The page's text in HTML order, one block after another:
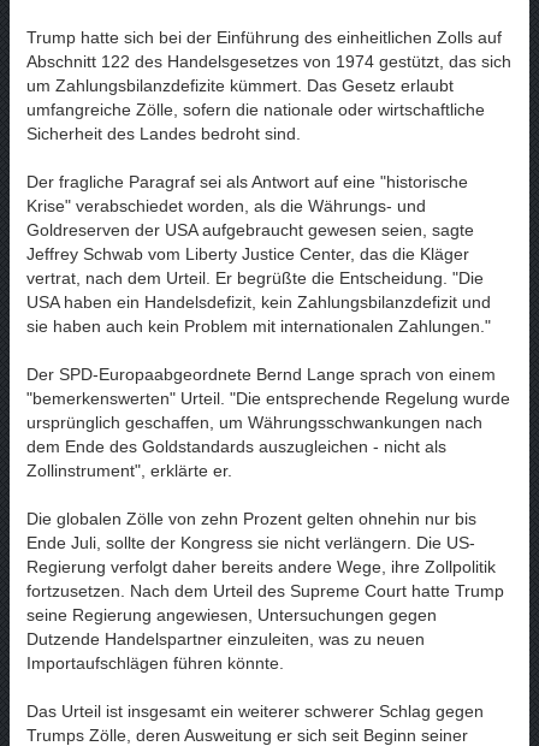
Trump hatte sich bei der Einführung des einheitlichen Zolls auf
Abschnitt 122 des Handelsgesetzes von 1974 gestützt, das sich
um Zahlungsbilanzdefizite kümmert. Das Gesetz erlaubt
umfangreiche Zölle, sofern die nationale oder wirtschaftliche
Sicherheit des Landes bedroht sind.
Der fragliche Paragraf sei als Antwort auf eine "historische
Krise" verabschiedet worden, als die Währungs- und
Goldreserven der USA aufgebraucht gewesen seien, sagte
Jeffrey Schwab vom Liberty Justice Center, das die Kläger
vertrat, nach dem Urteil. Er begrüßte die Entscheidung. "Die
USA haben ein Handelsdefizit, kein Zahlungsbilanzdefizit und
sie haben auch kein Problem mit internationalen Zahlungen."
Der SPD-Europaabgeordnete Bernd Lange sprach von einem
"bemerkenswerten" Urteil. "Die entsprechende Regelung wurde
ursprünglich geschaffen, um Währungsschwankungen nach
dem Ende des Goldstandards auszugleichen - nicht als
Zollinstrument", erklärte er.
Die globalen Zölle von zehn Prozent gelten ohnehin nur bis
Ende Juli, sollte der Kongress sie nicht verlängern. Die US-
Regierung verfolgt daher bereits andere Wege, ihre Zollpolitik
fortzusetzen. Nach dem Urteil des Supreme Court hatte Trump
seine Regierung angewiesen, Untersuchungen gegen
Dutzende Handelspartner einzuleiten, was zu neuen
Importaufschlägen führen könnte.
Das Urteil ist insgesamt ein weiterer schwerer Schlag gegen
Trumps Zölle, deren Ausweitung er sich seit Beginn seiner